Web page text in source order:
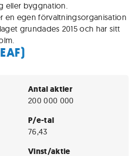
eller byggnation.
en egen förvaltningsorganisation
grundades 2015 och har sitt
Antal aktier
200 000 000
P/e-tal
76,43
Vinst/aktie